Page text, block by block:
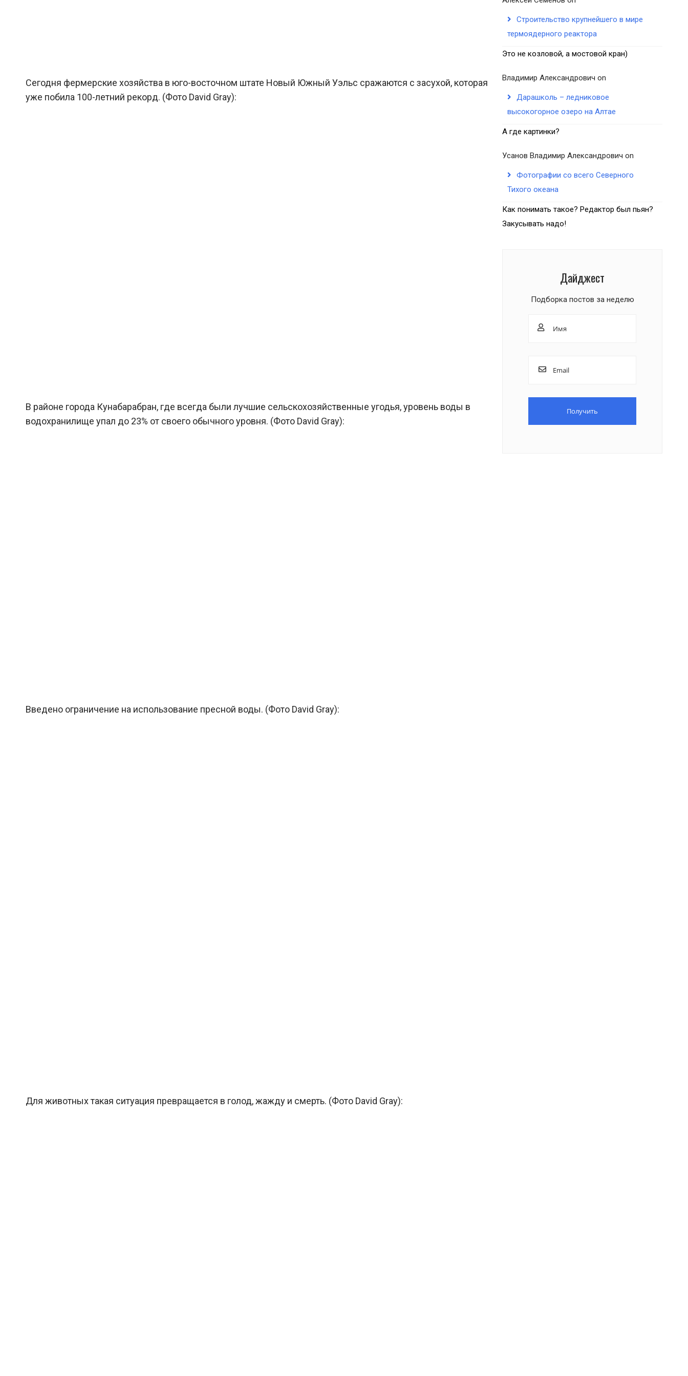
Строительство крупнейшего в мире
термоядерного реактора
Это не козловой, а мостовой кран)
Владимир Александрович on
Дарашколь – ледниковое
высокогорное озеро на Алтае
А где картинки?
Усанов Владимир Александрович on
Фотографии со всего Северного
Тихого океана
Как понимать такое? Редактор был пьян?
Закусывать надо!
Дайджест
Подборка постов за неделю
Сегодня фермерские хозяйства в юго-восточном штате Новый Южный Уэльс сражаются с засухой, которая
уже побила 100-летний рекорд. (Фото David Gray):
В районе города Кунабарабран, где всегда были лучшие сельскохозяйственные угодья, уровень воды в
водохранилище упал до 23% от своего обычного уровня. (Фото David Gray):
Введено ограничение на использование пресной воды. (Фото David Gray):
Для животных такая ситуация превращается в голод, жажду и смерть. (Фото David Gray):